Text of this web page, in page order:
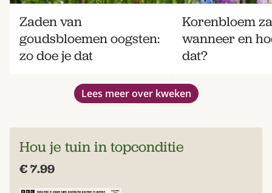
Zaden van
goudsbloemen oogsten:
zo doe je dat
Korenbloem
wanneer en
dat?
Lees meer over kweken
Hou je tuin in topconditie
€ 7.99